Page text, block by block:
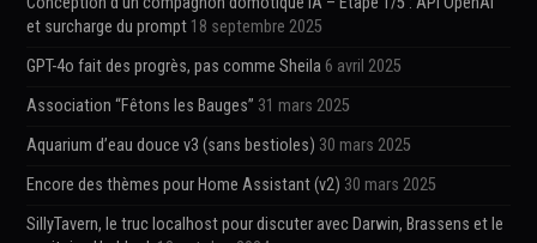
et surcharge du prompt 18 septembre 2025
GPT-4o fait des progrès, pas comme Sheila 6 avril 2025
Association “Fêtons les Bauges” 31 mars 2025
Aquarium d’eau douce v3 (sans bestioles) 30 mars 2025
Encore des thèmes pour Home Assistant (v2) 30 mars 2025
SillyTavern, le truc localhost pour discuter avec Darwin, Brassens et le